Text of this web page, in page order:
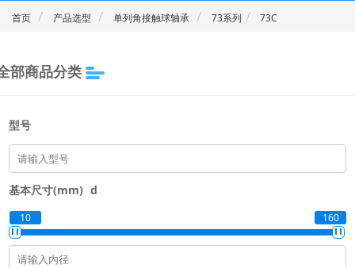
首页 产品选型 单列角接触球轴承 73系列 73C
部商品分类
型号
基本尺寸(mm) d
10 160